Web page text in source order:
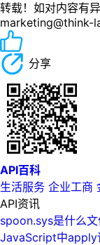
转载！如对内容有
marketing@think-
分享
API百科
生活服务 企业工商
API资讯
spoon.sys是什么
JavaScript中apply